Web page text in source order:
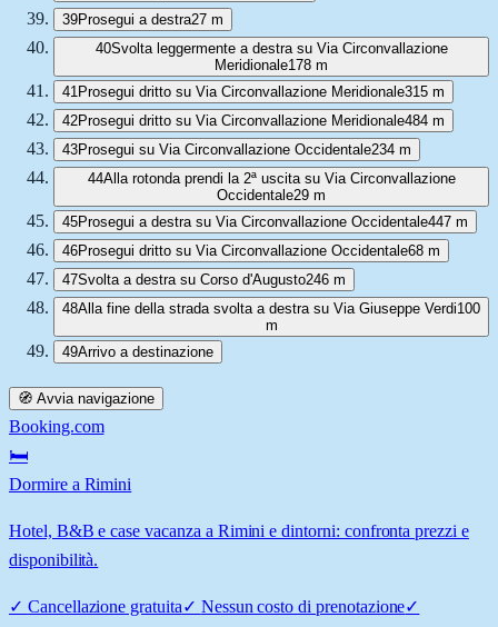
39Prosegui a destra27 m
40Svolta leggermente a destra su Via Circonvallazione
Meridionale178 m
41 Prosegui dritto su Via Circonvallazione Meridionale315 m
42Prosegui dritto su Via Circonvallazione Meridionale484 m
43Prosegui su Via Circonvallazione Occidentale234 m
44Alla rotonda prendi la 2ª uscita su Via Circonvallazione
Occidentale29 m
45Prosegui a destra su Via Circonvallazione Occidentale447 m
46Prosegui dritto su Via Circonvallazione Occidentale68 m
47Svolta a destra su Corso d'Augusto246 m
48Alla fine della strada svolta a destra su Via Giuseppe Verdi100
m
49Arrivo a destinazione
🧭 Avvia navigazione
Booking.com
🛏️
Dormire a Rimini
Hotel, B&B e case vacanza a Rimini e dintorni: confronta prezzi e
disponibilità.
✓ Cancellazione gratuita✓ Nessun costo di prenotazione✓